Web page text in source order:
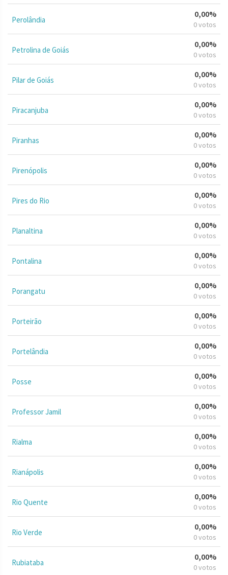
Perolândia
0,00%
0 votos
Petrolina de Goiás
0,00%
0 votos
Pilar de Goiás
0,00%
0 votos
Piracanjuba
0,00%
0 votos
Piranhas
0,00%
0 votos
Pirenópolis
0,00%
0 votos
Pires do Rio
0,00%
0 votos
Planaltina
0,00%
0 votos
Pontalina
0,00%
0 votos
Porangatu
0,00%
0 votos
Porteirão
0,00%
0 votos
Portelândia
0,00%
0 votos
Posse
0,00%
0 votos
Professor Jamil
0,00%
0 votos
Rialma
0,00%
0 votos
Rianápolis
0,00%
0 votos
Rio Quente
0,00%
0 votos
Rio Verde
0,00%
0 votos
Rubiataba
0,00%
0 votos